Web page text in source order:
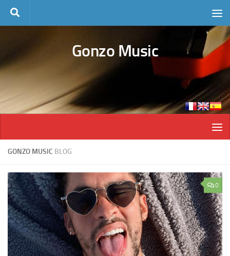
Skip to content
Gonzo Music
GONZO MUSIC BLOG
0